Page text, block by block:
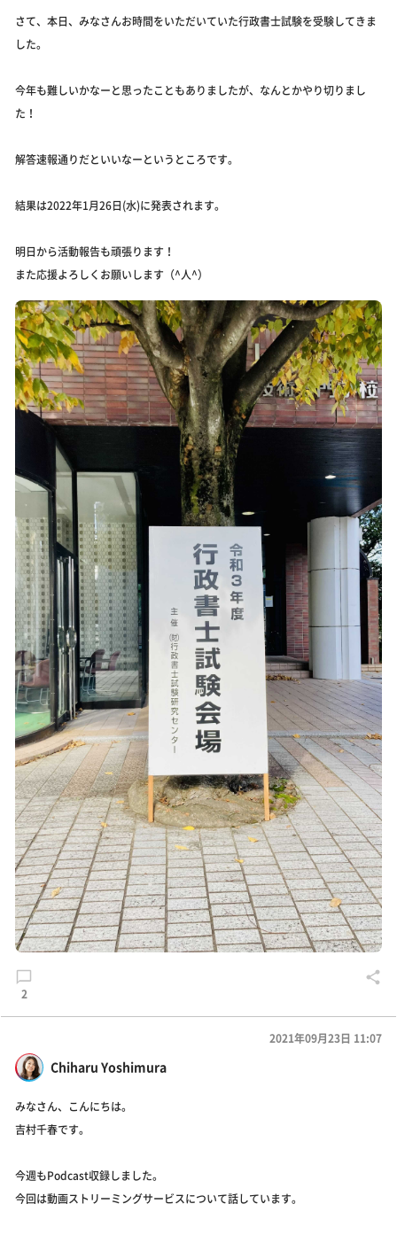
さて、本日、みなさんお時間をいただいていた行政書士試験を受験してきま
した。
今年も難しいかなーと思ったこともありましたが、なんとかやり切りまし
た！
解答速報通りだといいなーというところです。
結果は2022年1月26日(水)に発表されます。
明日から活動報告も頑張ります！
また応援よろしくお願いします（^人^）
2
Chiharu Yoshimura
2021年09月23日 11:07
みなさん、こんにちは。
吉村千春です。
今週もPodcast収録しました。
今回は動画ストリーミングサービスについて話しています。